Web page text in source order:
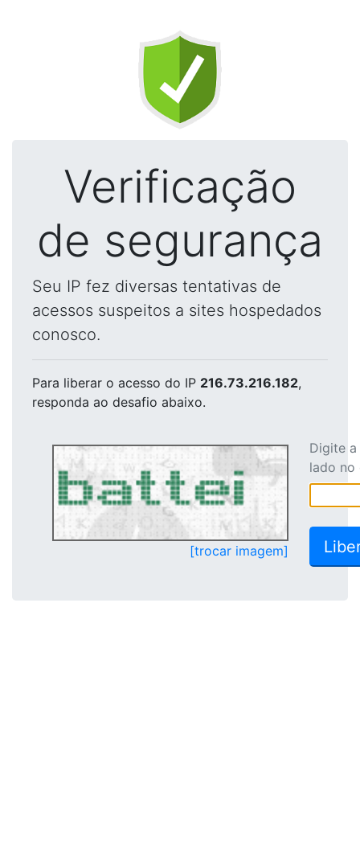
Verificação
de segurança
Seu IP fez diversas tentativas de
acessos suspeitos a sites hospedados
conosco.
Para liberar o acesso do IP 216.73.216.182,
responda ao desafio abaixo.
[trocar imagem]
Digite
lado no